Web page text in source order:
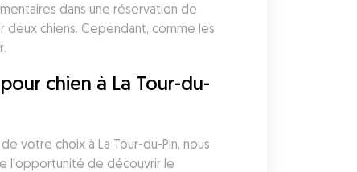
dans une réservation de
deux chiens. Cependant, comme les
chien à La Tour-du-
votre choix à La Tour-du-Pin, nous
l'opportunité de découvrir le